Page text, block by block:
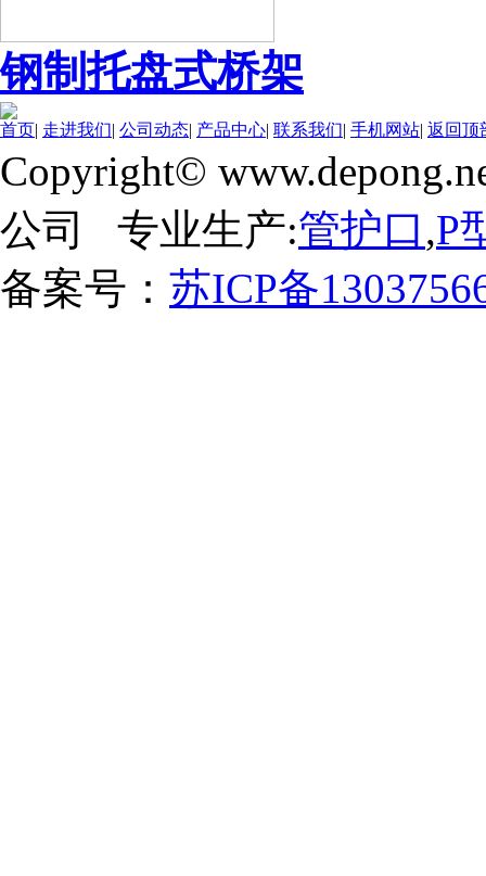
钢制托盘式桥架
首页| 走进我们| 公司动态| 产品中心| 联系我们| 手机网站| 返回顶
Copyright©
公司 专业生产:管护口,P
备案号： 苏ICP备